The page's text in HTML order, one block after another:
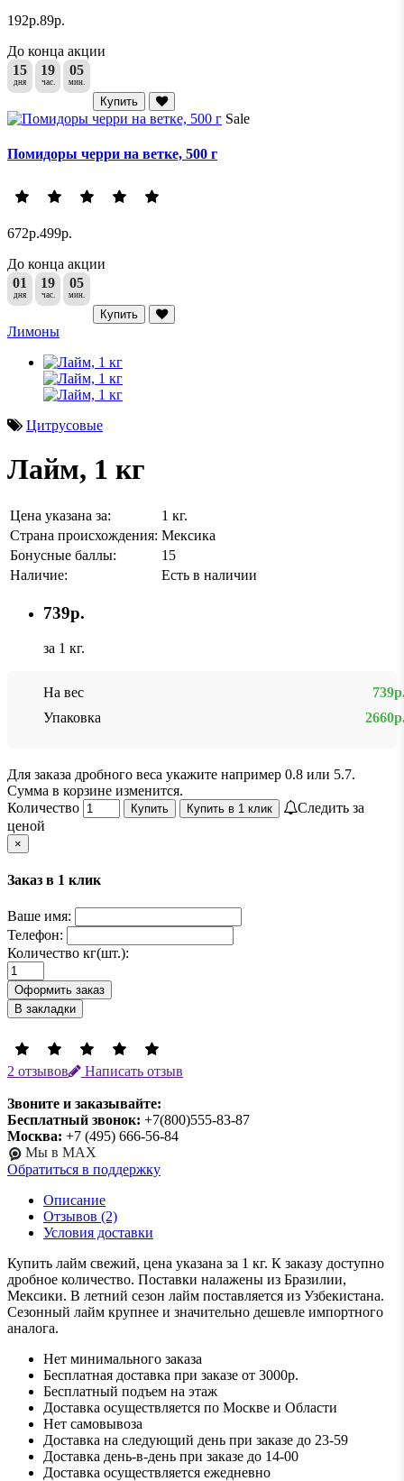
192р.89р.
До конца акции
15
дня
19
час.
05
мин.
Купить
Sale
Помидоры черри на ветке, 500 г
672р.499р.
До конца акции
01
дня
19
час.
05
мин.
Купить
Лимоны
Цитрусовые
Лайм, 1 кг
Цена указана за:
1 кг.
Страна происхождения: Мексика
Бонусные баллы:
15
Наличие:
Есть в наличии
739р.
за 1 кг.
На вес
Упаковка
Для заказа дробного веса укажите например 0.8 или 5.7.
Сумма в корзине изменится.
Количество
Купить Купить в 1 клик
Следить за
ценой
×
Заказ в 1 клик
Ваше имя:
Телефон:
Количество кг(шт.):
Оформить заказ
В закладки
2 отзывов Написать отзыв
Звоните и заказывайте:
Бесплатный звонок: +7(800)555-83-87
Москва: +7 (495) 666-56-84
Мы в MAX
Обратиться в поддержку
Описание
Отзывов (2)
Условия доставки
Купить лайм свежий, цена указана за 1 кг. К заказу доступно
дробное количество. Поставки налажены из Бразилии,
Мексики. В летний сезон лайм поставляется из Узбекистана.
Сезонный лайм крупнее и значительно дешевле импортного
аналога.
Нет минимального заказа
Бесплатная доставка при заказе от 3000р.
Бесплатный подъем на этаж
Доставка осуществляется по Москве и Области
Нет самовывоза
Доставка на следующий день при заказе до 23-59
Доставка день-в-день при заказе до 14-00
Доставка осуществляется ежедневно